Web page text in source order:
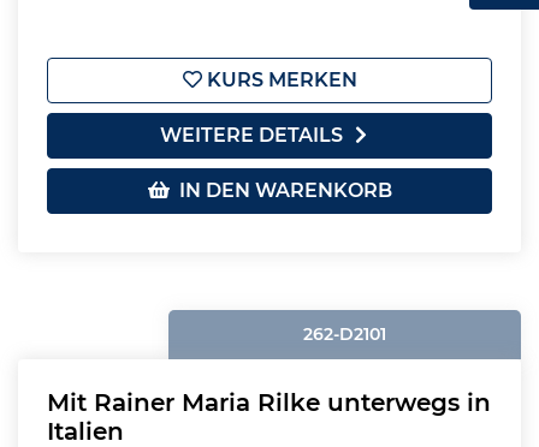
KURS MERKEN
WEITERE DETAILS
IN DEN WARENKORB
262-D2101
Mit Rainer Maria Rilke unterwegs in
Italien